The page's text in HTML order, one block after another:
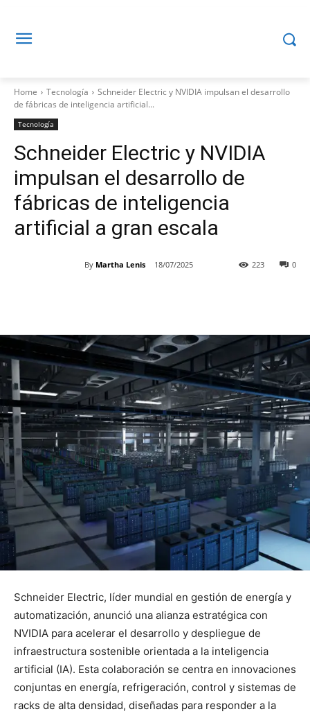
Home Tecnología
Schneider Electric y NVIDIA impulsan el desarrollo
de fábricas de inteligencia artificial...
Tecnología
Schneider Electric y NVIDIA
impulsan el desarrollo de
fábricas de inteligencia
artificial a gran escala
By Martha Lenis 18/07/2025 0
223
Schneider Electric, líder mundial en gestión de energía y
automatización, anunció una alianza estratégica con
NVIDIA para acelerar el desarrollo y despliegue de
infraestructura sostenible orientada a la inteligencia
artificial (IA). Esta colaboración se centra en innovaciones
conjuntas en energía, refrigeración, control y sistemas de
racks de alta densidad, diseñadas para responder a la